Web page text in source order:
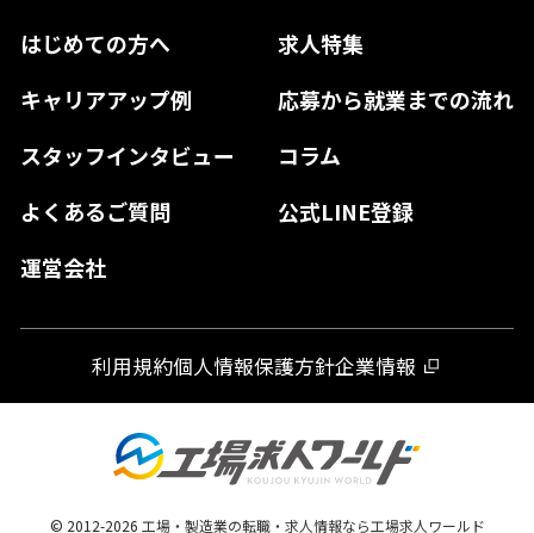
はじめての方へ
求人特集
キャリアアップ例
応募から就業までの流れ
スタッフインタビュー
コラム
よくあるご質問
公式LINE登録
運営会社
奈良県
和歌山県
島根県
山口県
高知県
徳島県
熊本県
宮崎県
鹿児島県
利用規約個人情報保護方針企業情報
© 2012-2026 工場・製造業の転職・求人情報なら工場求人ワールド